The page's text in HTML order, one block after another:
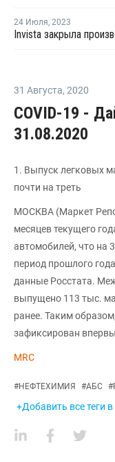
24 Июля, 2023
Invista закрыла
31 Августа, 2020
COVID-19 -
31.08.2020
1. Выпуск легковых
почти на треть
МОСКВА (Маркет
месяцев текущего
автомобилей, что на
период прошлого
данные Росстата.
выпущено 113 тыс.
ранее. Таким
зафиксирован
MRC
#НЕФТЕХИМИЯ #АБС #
+Добавить все теги